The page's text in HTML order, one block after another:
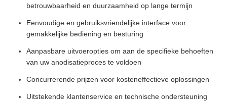
betrouwbaarheid en duurzaamheid op lange termijn
Eenvoudige en gebruiksvriendelijke interface voor
gemakkelijke bediening en besturing
Aanpasbare uitvoeropties om aan de specifieke behoeften
van uw anodisatieproces te voldoen
Concurrerende prijzen voor kosteneffectieve oplossingen
Uitstekende klantenservice en technische ondersteuning